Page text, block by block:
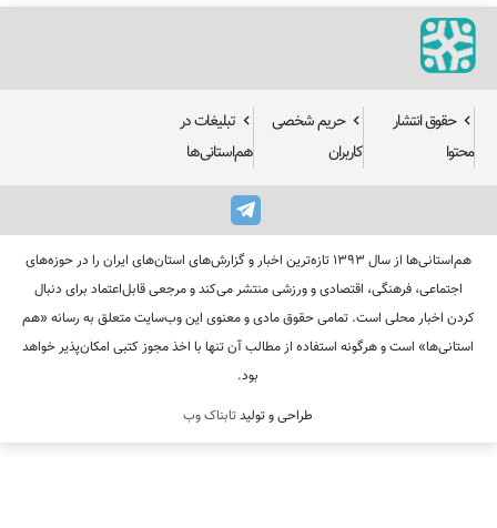
حقوق انتشار
محتوا
حریم شخصی
کاربران
تبلیغات در
هم‌استانی‌ها
هم‌استانی‌ها از سال ۱۳۹۳ تازه‌ترین اخبار و گزارش‌های استان‌های ایران را در حوزه‌های
اجتماعی، فرهنگی، اقتصادی و ورزشی منتشر می‌کند و مرجعی قابل‌اعتماد برای دنبال
کردن اخبار محلی است. تمامی حقوق مادی و معنوی این وب‌سایت متعلق به رسانه «هم
استانی‌ها» است و هرگونه استفاده از مطالب آن تنها با اخذ مجوز کتبی امکان‌پذیر خواهد
بود.
طراحی و تولیدتابناک وب